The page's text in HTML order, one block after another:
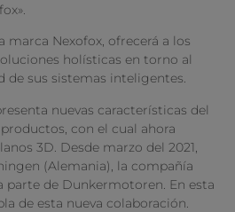
Nexofox, ofrecerá a los
holísticas en torno al
de sus sistemas inteligentes.
nuevas características del
con el cual ahora
3D. Desde marzo del 2021,
(Alemania), la compañía
parte de Dunkermotoren. En esta
de esta nueva colaboración.